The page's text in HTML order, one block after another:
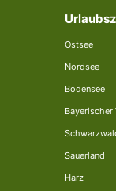
Ostsee
Nordsee
Bodensee
Bayerischer
Sauerland
Harz